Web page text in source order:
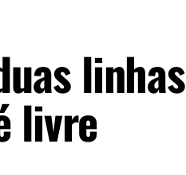
linhas
livre